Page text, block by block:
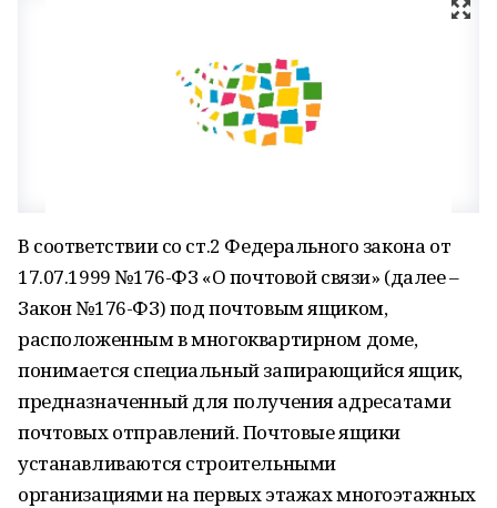
В соответствии со ст.2 Федерального закона от
17.07.1999 №176-ФЗ «О почтовой связи» (далее –
Закон №176-ФЗ) под почтовым ящиком,
расположенным в многоквартирном доме,
понимается специальный запирающийся ящик,
предназначенный для получения адресатами
почтовых отправлений. Почтовые ящики
устанавливаются строительными
организациями на первых этажах многоэтажных